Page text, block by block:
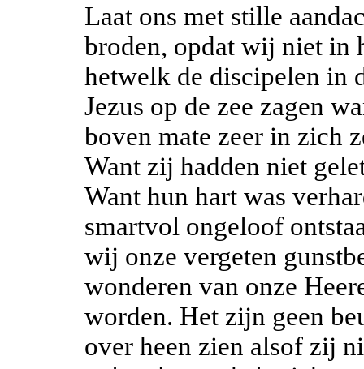
Laat ons met stille
broden, opdat wij niet in
hetwelk de discipelen in
Jezus op de zee zagen
boven mate zeer in zich
Want zij hadden niet
Want hun hart was
smartvol ongeloof
wij onze vergeten
wonderen van onze
worden. Het zijn geen
over heen zien alsof zij